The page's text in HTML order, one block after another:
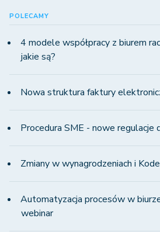
POLECAMY
4 modele współpracy z biurem
jakie są?
Nowa struktura faktury
Procedura SME - nowe regulacje
Zmiany w wynagrodzeniach i
Automatyzacja procesów w
webinar